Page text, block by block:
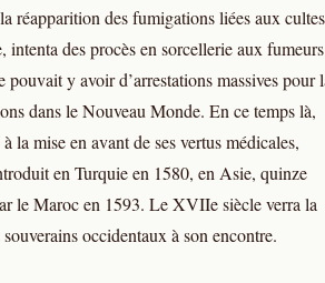
réapparition des fumigations liées aux cultes
des procès en sorcellerie aux fumeurs
y avoir d’arrestations massives pour
dans le Nouveau Monde. En ce temps là,
la mise en avant de ses vertus médicales,
en Turquie en 1580, en Asie, quinze
le Maroc en 1593. Le XVIIe siècle verra la
occidentaux à son encontre.